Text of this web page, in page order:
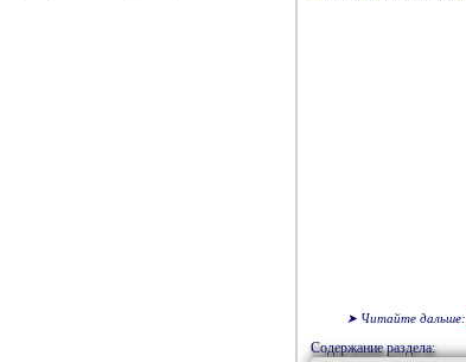
➤ Читайте дальше:
Содержание раздела: